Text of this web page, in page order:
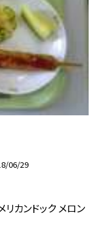
06/29
リカンドック メロン